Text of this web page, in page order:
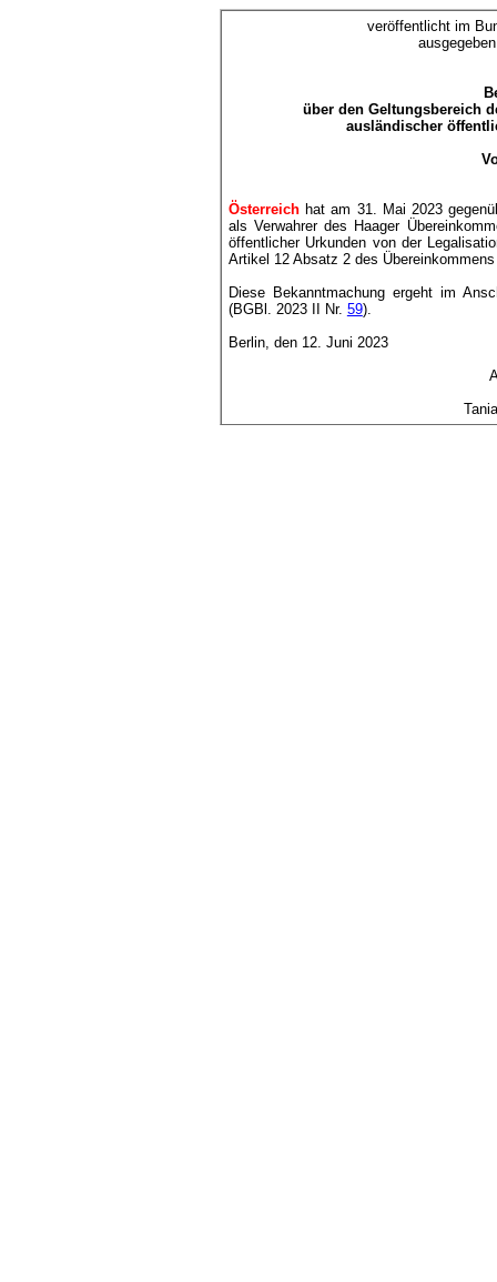
veröffentlicht im
über den Geltungsbereich
ausländischer
Österreichhat am 31. Mai 2023
als Verwahrer des Haager
öffentlicher Urkunden von der
Artikel 12 Absatz 2 des
Diese Bekanntmachung ergeht im
(BGBl. 2023 II Nr. 59).
Berlin, den 12. Juni 2023